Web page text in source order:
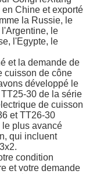
Chine et exporté
la Russie, le
le
l'Egypte, le
et la demande de
cuisson de cône
développé le
30 de la série
de cuisson
et TT26-30
le plus avancé
qui incluent
condition
et votre demande